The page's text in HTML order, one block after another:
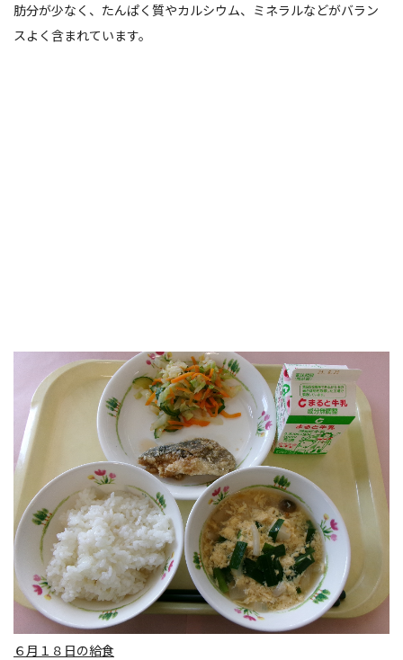
肪分が少なく、たんぱく質やカルシウム、ミネラルなどがバラン
スよく含まれています。
６月１８日の給食